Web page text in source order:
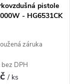
pistole
- HG6531CK
záruka
DPH
/ ks